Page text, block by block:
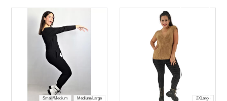
Small/Medium Medium/Large 2XLarge